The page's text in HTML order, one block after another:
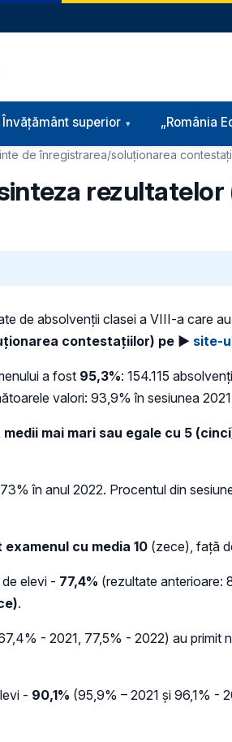
Învățământ superior „România
de înregistrarea/soluționarea
de absolvenții clasei a VIII-a care
contestațiilor) pe ► site-
a fost 95,3%: 154.115
valori: 93,9% în sesiunea
medii mai mari sau egale cu 5
în anul 2022. Procentul din
cu media 10 (zece), față
elevi - 77,4% (rezultate anterioare:
.
- 2021, 77,5% - 2022) au primit
- 90,1% (95,9% – 2021 și 96,1% -